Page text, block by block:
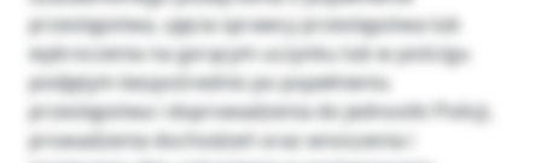
przestępstwa, ujęcia sprawcy przestępstwa lub
wykroczenia na gorącym uczynku lub w pościgu
podjętym bezpośrednio po popełnieniu
przestępstwa i doprowadzenia do jednostki Policji,
prowadzenia dochodzeń oraz wnoszenia i